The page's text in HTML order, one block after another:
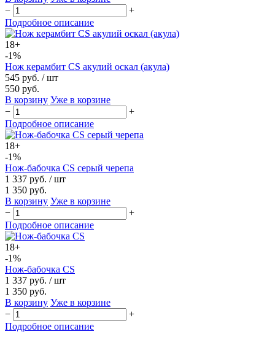
−
+
Подробное описание
18+
-1%
Нож керамбит CS акулий оскал (акула)
545 руб. / шт
550 руб.
В корзину Уже в корзине
−
+
Подробное описание
18+
-1%
Нож-бабочка CS серый черепа
1 337 руб. / шт
1 350 руб.
В корзину Уже в корзине
−
+
Подробное описание
18+
-1%
Нож-бабочка CS
1 337 руб. / шт
1 350 руб.
В корзину Уже в корзине
−
+
Подробное описание